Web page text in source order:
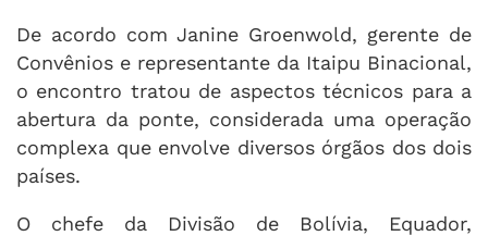
De acordo com Janine Groenwold, gerente de
Convênios e representante da Itaipu Binacional,
o encontro tratou de aspectos técnicos para a
abertura da ponte, considerada uma operação
complexa que envolve diversos órgãos dos dois
países.
O chefe da Divisão de Bolívia, Equador,